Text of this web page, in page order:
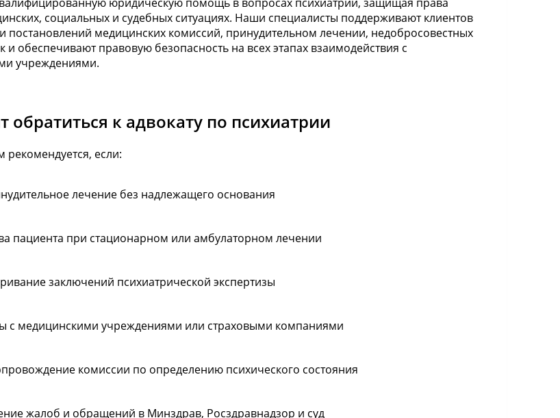
социальных и судебных ситуациях. Наши специалисты поддерживают клиентов
постановлений медицинских комиссий, принудительном лечении, недобросовестных
и обеспечивают правовую безопасность на всех этапах взаимодействия с
учреждениями.
обратиться к адвокату по психиатрии
рекомендуется, если:
лечение без надлежащего основания
пациента при стационарном или амбулаторном лечении
заключений психиатрической экспертизы
с медицинскими учреждениями или страховыми компаниями
комиссии по определению психического состояния
жалоб и обращений в Минздрав, Росздравнадзор и суд